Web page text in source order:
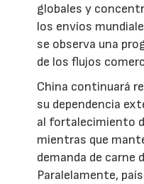
globales y
los envíos
se observa una
de los flujos
China continuará
su dependencia
al fortalecimiento
mientras que
demanda de carne
Paralelamente,